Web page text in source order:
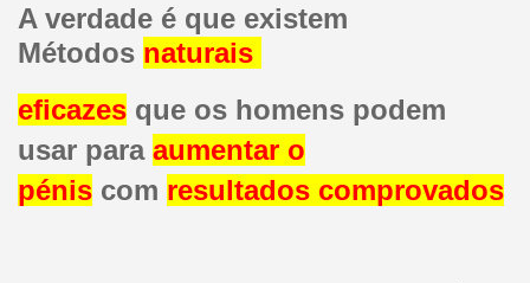
A verdade é que existem
Métodos naturais
eficazesque os homens podem
usar para aumentar o
péniscom resultados comprovados